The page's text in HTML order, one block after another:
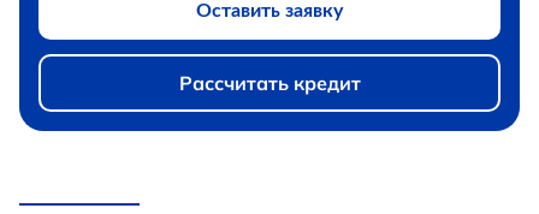
Оставить заявку
Рассчитать кредит